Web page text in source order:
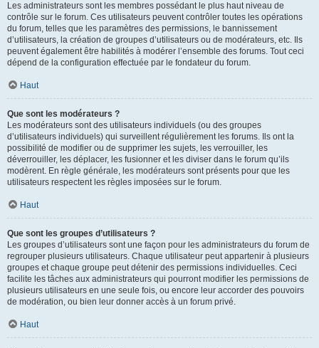
Les administrateurs sont les membres possédant le plus haut niveau de
contrôle sur le forum. Ces utilisateurs peuvent contrôler toutes les opérations
du forum, telles que les paramètres des permissions, le bannissement
d’utilisateurs, la création de groupes d’utilisateurs ou de modérateurs, etc. Ils
peuvent également être habilités à modérer l’ensemble des forums. Tout ceci
dépend de la configuration effectuée par le fondateur du forum.
Haut
Que sont les modérateurs ?
Les modérateurs sont des utilisateurs individuels (ou des groupes
d’utilisateurs individuels) qui surveillent régulièrement les forums. Ils ont la
possibilité de modifier ou de supprimer les sujets, les verrouiller, les
déverrouiller, les déplacer, les fusionner et les diviser dans le forum qu’ils
modèrent. En règle générale, les modérateurs sont présents pour que les
utilisateurs respectent les règles imposées sur le forum.
Haut
Que sont les groupes d’utilisateurs ?
Les groupes d’utilisateurs sont une façon pour les administrateurs du forum de
regrouper plusieurs utilisateurs. Chaque utilisateur peut appartenir à plusieurs
groupes et chaque groupe peut détenir des permissions individuelles. Ceci
facilite les tâches aux administrateurs qui pourront modifier les permissions de
plusieurs utilisateurs en une seule fois, ou encore leur accorder des pouvoirs
de modération, ou bien leur donner accès à un forum privé.
Haut